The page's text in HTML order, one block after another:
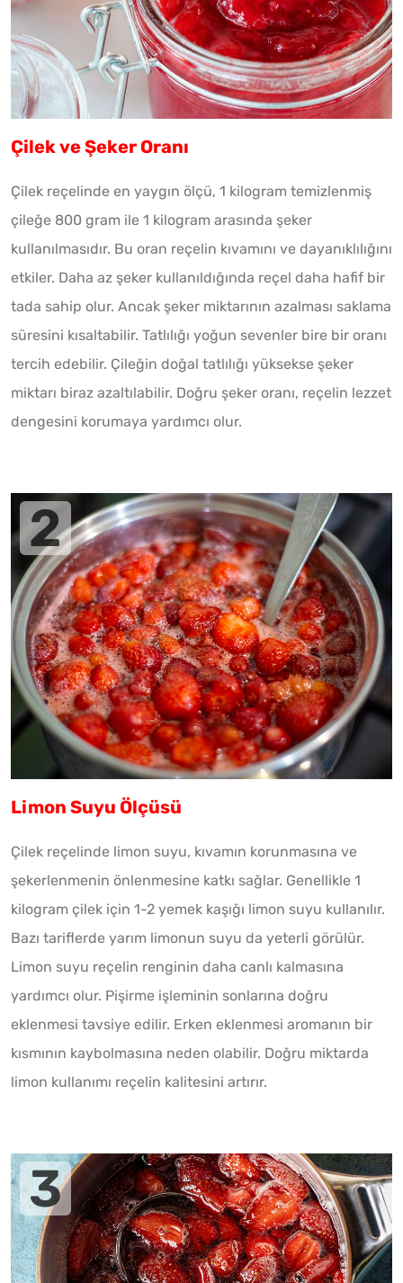
Çilek ve Şeker Oranı
Çilek reçelinde en yaygın ölçü, 1 kilogram temizlenmiş
çileğe 800 gram ile 1 kilogram arasında şeker
kullanılmasıdır. Bu oran reçelin kıvamını ve dayanıklılığını
etkiler. Daha az şeker kullanıldığında reçel daha hafif bir
tada sahip olur. Ancak şeker miktarının azalması saklama
süresini kısaltabilir. Tatlılığı yoğun sevenler bire bir oranı
tercih edebilir. Çileğin doğal tatlılığı yüksekse şeker
miktarı biraz azaltılabilir. Doğru şeker oranı, reçelin lezzet
dengesini korumaya yardımcı olur.
Limon Suyu Ölçüsü
Çilek reçelinde limon suyu, kıvamın korunmasına ve
şekerlenmenin önlenmesine katkı sağlar. Genellikle 1
kilogram çilek için 1-2 yemek kaşığı limon suyu kullanılır.
Bazı tariflerde yarım limonun suyu da yeterli görülür.
Limon suyu reçelin renginin daha canlı kalmasına
yardımcı olur. Pişirme işleminin sonlarına doğru
eklenmesi tavsiye edilir. Erken eklenmesi aromanın bir
kısmının kaybolmasına neden olabilir. Doğru miktarda
limon kullanımı reçelin kalitesini artırır.